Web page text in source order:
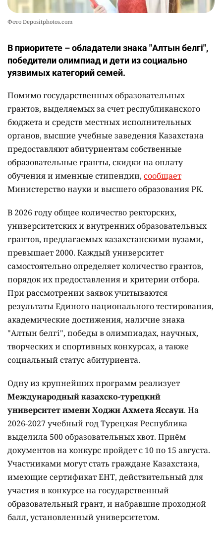
Фото Depositphotos.com
В приоритете – обладатели знака "Алтын белгі",
победители олимпиад и дети из социально
уязвимых категорий семей.
Помимо государственных образовательных
грантов, выделяемых за счет республиканского
бюджета и средств местных исполнительных
органов, высшие учебные заведения Казахстана
предоставляют абитуриентам собственные
образовательные гранты, скидки на оплату
обучения и именные стипендии, сообщает
Министерство науки и высшего образования РК.
В 2026 году общее количество ректорских,
университетских и внутренних образовательных
грантов, предлагаемых казахстанскими вузами,
превышает 2000. Каждый университет
самостоятельно определяет количество грантов,
порядок их предоставления и критерии отбора.
При рассмотрении заявок учитываются
результаты Единого национального тестирования,
академические достижения, наличие знака
"Алтын белгі", победы в олимпиадах, научных,
творческих и спортивных конкурсах, а также
социальный статус абитуриента.
Одну из крупнейших программ реализует
Международный казахско-турецкий
университет имени Ходжи Ахмета Яссауи. На
2026-2027 учебный год Турецкая Республика
выделила 500 образовательных квот. Приём
документов на конкурс пройдет с 10 по 15 августа.
Участниками могут стать граждане Казахстана,
имеющие сертификат ЕНТ, действительный для
участия в конкурсе на государственный
образовательный грант, и набравшие проходной
балл, установленный университетом.